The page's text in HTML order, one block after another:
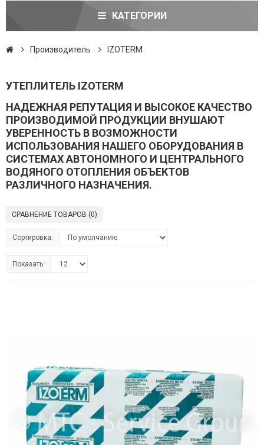
КАТЕГОРИИ
Производитель IZOTERM
УТЕПЛИТЕЛЬ IZOTERM
НАДЕЖНАЯ РЕПУТАЦИЯ И ВЫСОКОЕ КАЧЕСТВО
ПРОИЗВОДИМОЙ ПРОДУКЦИИ ВНУШАЮТ
УВЕРЕННОСТЬ В ВОЗМОЖНОСТИ
ИСПОЛЬЗОВАНИЯ НАШЕГО ОБОРУДОВАНИЯ В
СИСТЕМАХ АВТОНОМНОГО И ЦЕНТРАЛЬНОГО
ВОДЯНОГО ОТОПЛЕНИЯ ОБЪЕКТОВ
РАЗЛИЧНОГО НАЗНАЧЕНИЯ.
СРАВНЕНИЕ ТОВАРОВ (0)
Сортировка:
Показать: